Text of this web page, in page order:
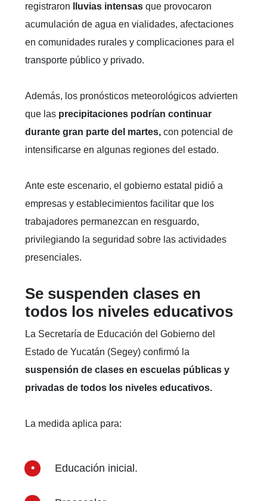
registraron lluvias intensas que provocaron
acumulación de agua en vialidades, afectaciones
en comunidades rurales y complicaciones para el
transporte público y privado.
Además, los pronósticos meteorológicos advierten
que las precipitaciones podrían continuar
durante gran parte del martes, con potencial de
intensificarse en algunas regiones del estado.
Ante este escenario, el gobierno estatal pidió a
empresas y establecimientos facilitar que los
trabajadores permanezcan en resguardo,
privilegiando la seguridad sobre las actividades
presenciales.
Se suspenden clases en
todos los niveles educativos
La Secretaría de Educación del Gobierno del
Estado de Yucatán (Segey) confirmó la
suspensión de clases en escuelas públicas y
privadas de todos los niveles educativos.
La medida aplica para:
Educación inicial.